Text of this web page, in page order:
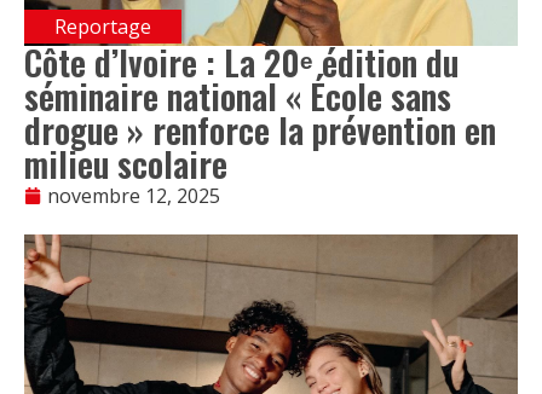
Reportage
Côte d’Ivoire : La 20ᵉ édition du
séminaire national « École sans
drogue » renforce la prévention en
milieu scolaire
novembre 12, 2025